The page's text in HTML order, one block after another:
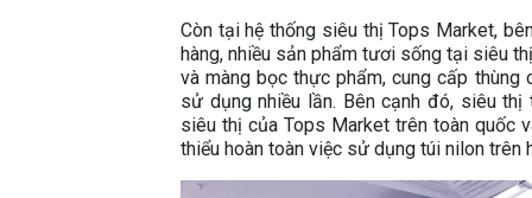
Còn tại hệ thống siêu thị Tops Market,
hàng, nhiều sản phẩm tươi sống tại siêu
và màng bọc thực phẩm, cung cấp
sử dụng nhiều lần. Bên cạnh đó, siêu
siêu thị của Tops Market trên toàn quốc
thiểu hoàn toàn việc sử dụng túi nilon trên